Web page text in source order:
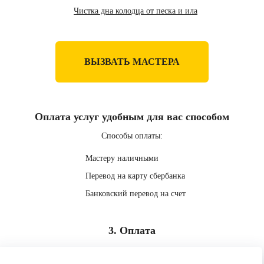
Чистка дна колодца от песка и ила
ВЫЗВАТЬ МАСТЕРА
3. Оплата
Оплата услуг удобным для вас способом
Способы оплаты:
Мастеру наличными
Перевод на карту сбербанка
Банковский перевод на счет